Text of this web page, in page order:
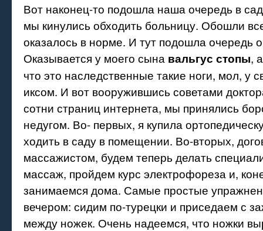
Вот наконец-то подошла наша очередь в
мы кинулись обходить больницу. Обошли
оказалось в норме. И тут подошла очередь
Оказывается у моего сына вальгус стопы,
что это наследственные такие ноги, мол, у
иксом. И вот вооружившись советами
сотни страниц интернета, мы принялись
недугом. Во- первых, я купила
ходить в саду в помещении. Во-вторых,
массажистом, будем теперь делать
массаж, пройдем курс электрофореза и,
занимаемся дома. Самые простые
вечером: сидим по-турецки и приседаем с
между ножек. Очень надеемся, что ножки